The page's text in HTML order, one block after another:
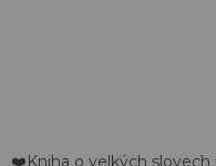
❤️Kniha o velkých